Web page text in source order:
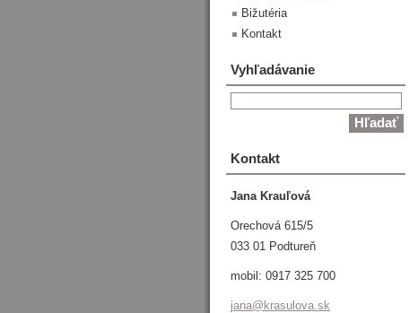
Bižutéria
Kontakt
Vyhľadávanie
Kontakt
Jana Krauľová
Orechová 615/5
033 01 Podtureň
mobil: 0917 325 700
jana@krasulova.s k